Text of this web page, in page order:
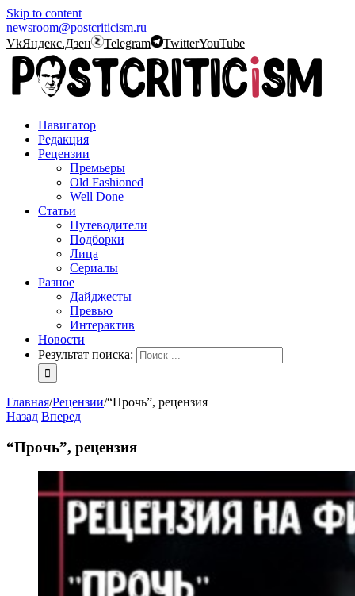
Skip to content
newsroom@postcriticism.ru
VkЯндекс.Дзен Telegram TwitterYouTube
Навигатор
Редакция
Рецензии
Премьеры
Old Fashioned
Well Done
Статьи
Путеводители
Подборки
Лица
Сериалы
Разное
Дайджесты
Превью
Интерактив
Новости
Результат поиска:
Главная/Рецензии/“Прочь”, рецензия
Назад Вперед
“Прочь”, рецензия